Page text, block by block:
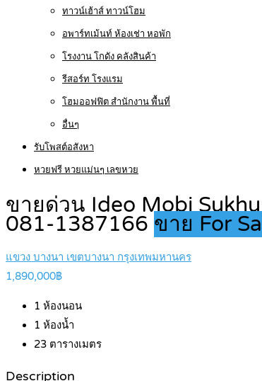
ทาวน์เฮ้าส์ ทาวน์โฮม
อพาร์ทเม้นท์ ห้องเช่า หอพัก
โรงงาน โกดัง คลังสินค้า
รีสอร์ท โรงแรม
โฮมออฟฟิต สำนักงาน พื้นที่
อื่นๆ
รับโพสต์อสังหา
หวยฟรี หวยแม่นๆ เลขหวย
ขายด่วน Ideo Mobi
081-1387166 ขาย For
แขวง บางนา เขตบางนา กรุงเทพมหานคร
1,890,000฿
1 ห้องนอน
1 ห้องน้ำ
23 ตารางเมตร
Description